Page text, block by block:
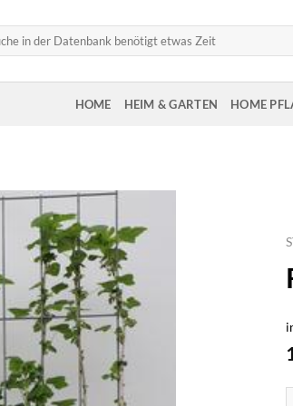
HOME HEIM & GARTEN HOME